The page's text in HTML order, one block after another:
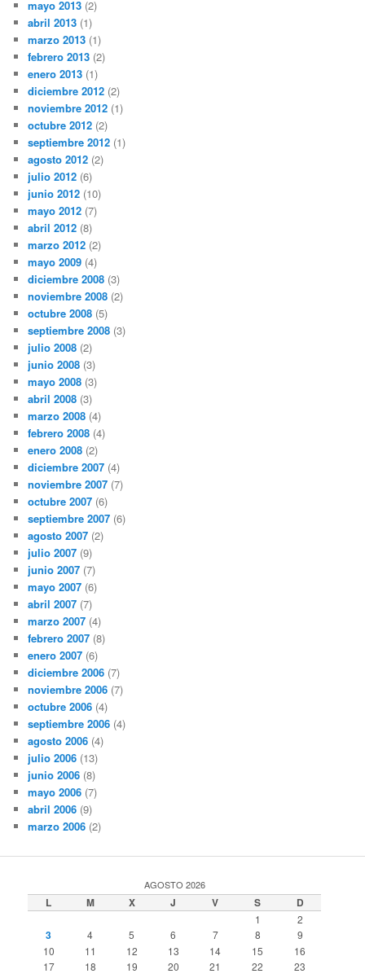
mayo 2013 (2)
abril 2013 (1)
marzo 2013 (1)
febrero 2013 (2)
enero 2013 (1)
diciembre 2012 (2)
noviembre 2012 (1)
octubre 2012 (2)
septiembre 2012 (1)
agosto 2012 (2)
julio 2012 (6)
junio 2012 (10)
mayo 2012 (7)
abril 2012 (8)
marzo 2012 (2)
mayo 2009 (4)
diciembre 2008 (3)
noviembre 2008 (2)
octubre 2008 (5)
septiembre 2008 (3)
julio 2008 (2)
junio 2008 (3)
mayo 2008 (3)
abril 2008 (3)
marzo 2008 (4)
febrero 2008 (4)
enero 2008 (2)
diciembre 2007 (4)
noviembre 2007 (7)
octubre 2007 (6)
septiembre 2007 (6)
agosto 2007 (2)
julio 2007 (9)
junio 2007 (7)
mayo 2007 (6)
abril 2007 (7)
marzo 2007 (4)
febrero 2007 (8)
enero 2007 (6)
diciembre 2006 (7)
noviembre 2006 (7)
octubre 2006 (4)
septiembre 2006 (4)
agosto 2006 (4)
julio 2006 (13)
junio 2006 (8)
mayo 2006 (7)
abril 2006 (9)
marzo 2006 (2)
AGOSTO 2026
L M X J V S D
1 2
3 4 5 6 7 8
9
10
11 12 13 14 15
16
17
18 19 20 21 22
23